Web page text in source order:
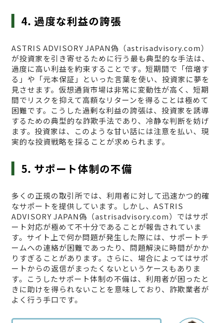
4. 過度な利益の誇張
ASTRIS ADVISORY JAPAN偽（astrisadvisory.com）
が投資家を引き寄せるために行う最も典型的な手法は、
過度に高い利益を約束することです。短期間で「倍増す
る」や「元本保証」といった言葉を使い、投資家に夢を
見させます。仮想通貨市場は非常に変動性が高く、短期
間でリスクを抑えて高額なリターンを得ることは極めて
困難です。こうした過剰な利益の誇張は、投資家を誘導
するための典型的な詐欺手法であり、冷静な判断を妨げ
ます。投資家は、このような甘い話には注意を払い、現
実的な投資戦略を採ることが求められます。
5. サポート体制の不備
多くの正規の取引所では、利用者に対して迅速かつ的確
なサポートを提供しています。しかし、ASTRIS
ADVISORY JAPAN偽（astrisadvisory.com）ではサポ
ート対応が極めて不十分であることが報告されていま
す。サイト上で何か問題が発生した際には、サポートチ
ームへの連絡が困難であったり、問題解決に時間がかか
りすぎることがあります。さらに、場合によってはサポ
ートからの返信がまったくないというケースもありま
す。こうしたサポート体制の不備は、利用者が困ったと
きに助けを得られないことを意味しており、詐欺業者が
よく行う手口です。